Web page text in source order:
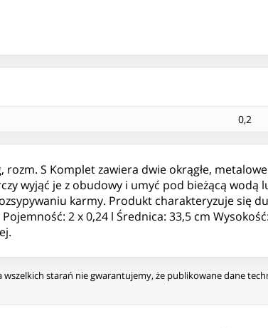
0,2
rozm. S Komplet zawiera dwie okrągłe,
wyjąć je z obudowy i umyć pod bieżącą
karmy. Produkt charakteryzuje się
2 x 0,24 l Średnica: 33,5 cm
wszelkich starań nie gwarantujemy, że publikowane dane